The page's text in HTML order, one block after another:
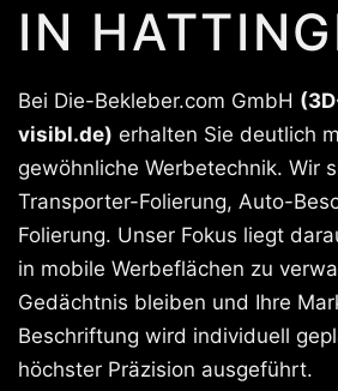
IN
Bei Die-Bekleber.com GmbH
visibl.de) erhalten Sie deutlich
gewöhnliche Werbetechnik. Wir
Transporter-Folierung, Auto-
Folierung. Unser Fokus liegt
in mobile Werbeflächen zu
Gedächtnis bleiben und Ihre
Beschriftung wird individuell
höchster Präzision ausgeführt.